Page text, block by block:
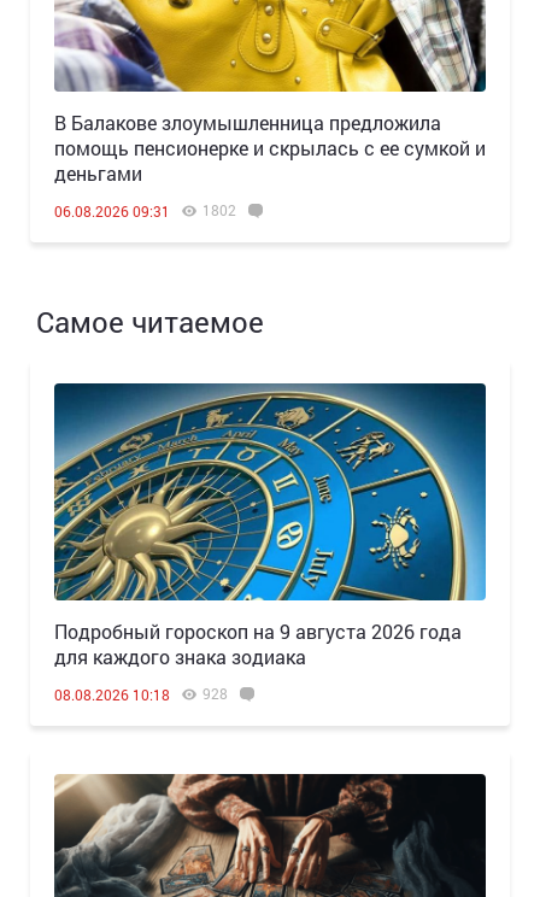
В Балакове злоумышленница предложила
помощь пенсионерке и скрылась с ее сумкой и
деньгами
06.08.2026 09:31 1802
Самое читаемое
Подробный гороскоп на 9 августа 2026 года
для каждого знака зодиака
08.08.2026 10:18 928